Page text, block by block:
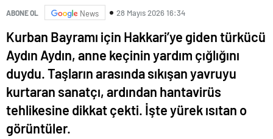
ABONE OL News 28 Mayıs 2026 16:34
Kurban Bayramı için Hakkari’ye giden türkücü
Aydın Aydın, anne keçinin yardım çığlığını
duydu. Taşların arasında sıkışan yavruyu
kurtaran sanatçı, ardından hantavirüs
tehlikesine dikkat çekti. İşte yürek ısıtan o
görüntüler.